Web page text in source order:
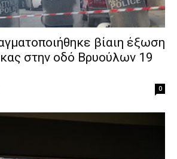
βίαιη έξωση
στην οδό Βρυούλων 19
0